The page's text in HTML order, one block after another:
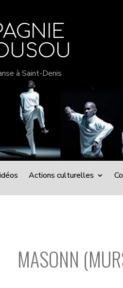
à Saint-Denis
Actions culturelles
MASONN